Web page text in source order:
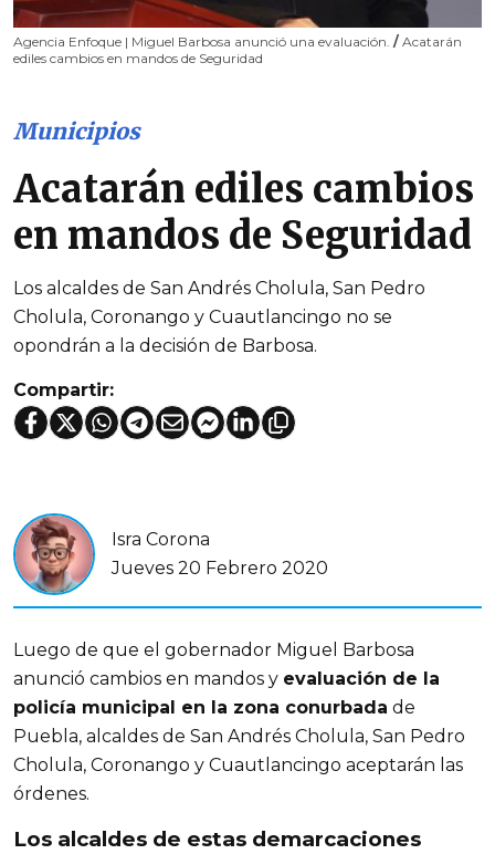
Agencia Enfoque | Miguel Barbosa anunció una evaluación. / Acatarán
ediles cambios en mandos de Seguridad
Municipios
Acatarán ediles cambios
en mandos de Seguridad
Los alcaldes de San Andrés Cholula, San Pedro
Cholula, Coronango y Cuautlancingo no se
opondrán a la decisión de Barbosa.
Compartir:
Isra Corona
Jueves 20 Febrero 2020
Luego de que el gobernador Miguel Barbosa
anunció cambios en mandos y evaluación de la
policía municipal en la zona conurbada de
Puebla, alcaldes de San Andrés Cholula, San Pedro
Cholula, Coronango y Cuautlancingo aceptarán las
órdenes.
Los alcaldes de estas demarcaciones